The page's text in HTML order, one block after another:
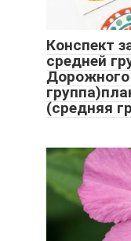
Конспект
средней
(средняя